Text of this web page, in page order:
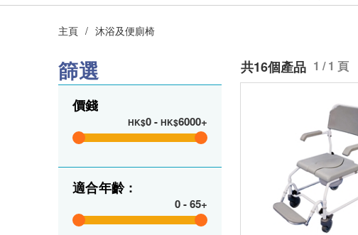
主頁 / 沐浴及便廁椅
篩選
價錢
HK$0- HK$6000+
適合年齡 :
0-65+
共16個產品 1 / 1 頁